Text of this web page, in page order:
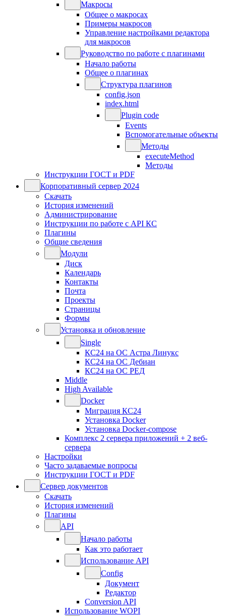
Макросы
Общее о макросах
Примеры макросов
Управление настройками редактора
для макросов
Руководство по работе с плагинами
Начало работы
Общее о плагинах
Структура плагинов
config.json
index.html
Plugin code
Events
Вспомогательные объекты
Методы
executeMethod
Методы
Инструкции ГОСТ и PDF
Корпоративный сервер 2024
Скачать
История изменений
Администрирование
Инструкции по работе с API КС
Плагины
Общие сведения
Модули
Диск
Календарь
Контакты
Почта
Проекты
Страницы
Формы
Установка и обновление
Single
КС24 на ОС Астра Линукс
КС24 на ОС Дебиан
КС24 на ОС РЕД
Middle
High Available
Docker
Миграция КС24
Установка Docker
Установка Docker-compose
Комплекс 2 сервера приложений + 2 веб-
сервера
Настройки
Часто задаваемые вопросы
Инструкции ГОСТ и PDF
Сервер документов
Скачать
История изменений
Плагины
API
Начало работы
Как это работает
Использование API
Config
Документ
Редактор
Conversion API
Использование WOPI